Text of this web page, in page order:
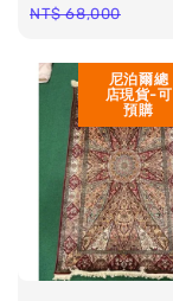
price
NT$ 68,000
尼泊爾總
店現貨-可
預購